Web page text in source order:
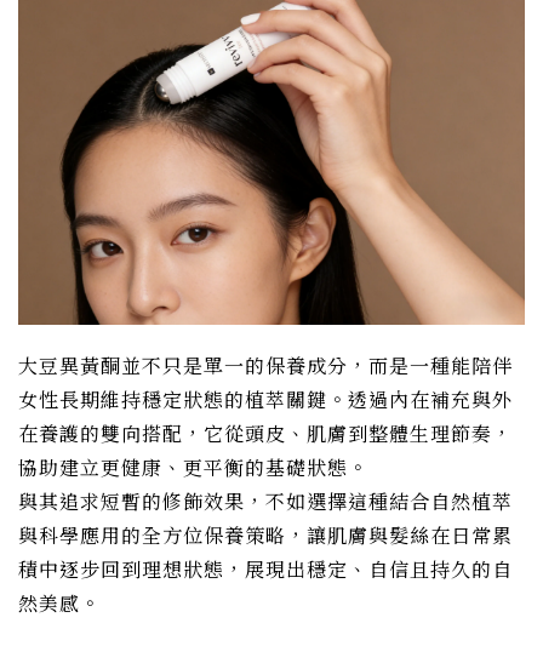
大豆異黃酮並不只是單一的保養成分，而是一種能陪伴
女性長期維持穩定狀態的植萃關鍵。透過內在補充與外
在養護的雙向搭配，它從頭皮、肌膚到整體生理節奏，
協助建立更健康、更平衡的基礎狀態。
與其追求短暫的修飾效果，不如選擇這種結合自然植萃
與科學應用的全方位保養策略，讓肌膚與髮絲在日常累
積中逐步回到理想狀態，展現出穩定、自信且持久的自
然美感。